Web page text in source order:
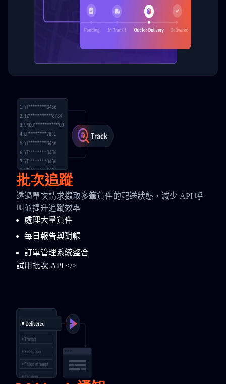
批次追蹤
透過單次請求擷取多筆貨件的配送狀態，減少 API 呼
叫並提升追蹤效率
處理大量貨件
每日報告與對帳
訂單管理系統整合
試用批次 API </>